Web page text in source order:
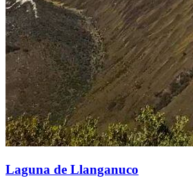
Laguna de Llanganuco